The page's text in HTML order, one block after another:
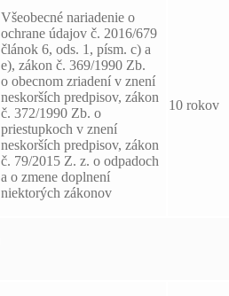
Všeobecné nariadenie o
ochrane údajov č. 2016/679
článok 6, ods. 1, písm. c) a
e), zákon č. 369/1990 Zb.
o obecnom zriadení v znení
neskorších predpisov, zákon
č. 372/1990 Zb. o
priestupkoch v znení
neskorších predpisov, zákon
č. 79/2015 Z. z. o odpadoch
a o zmene doplnení
niektorých zákonov
10 rokov